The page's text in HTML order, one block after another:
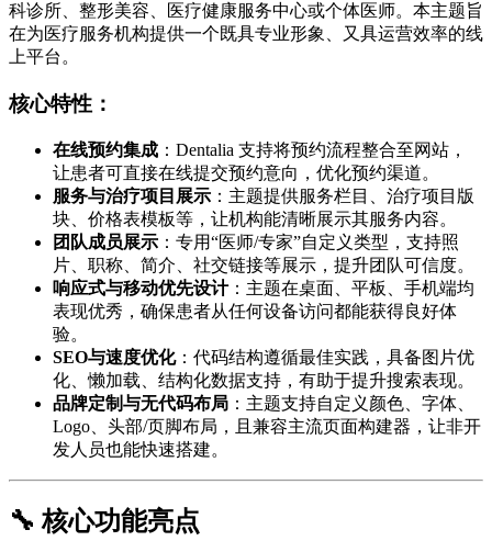
科诊所、整形美容、医疗健康服务中心或个体医师。本主题旨
在为医疗服务机构提供一个既具专业形象、又具运营效率的线
上平台。
核心特性：
在线预约集成 ：Dentalia 支持将预约流程整合至网站，
让患者可直接在线提交预约意向，优化预约渠道。
服务与治疗项目展示 ：主题提供服务栏目、治疗项目版
块、价格表模板等，让机构能清晰展示其服务内容。
团队成员展示 ：专用“医师/专家”自定义类型，支持照
片、职称、简介、社交链接等展示，提升团队可信度。
响应式与移动优先设计：主题在桌面、平板、手机端均
表现优秀，确保患者从任何设备访问都能获得良好体
验。
SEO与速度优化：代码结构遵循最佳实践，具备图片优
化、懒加载、结构化数据支持，有助于提升搜索表现。
品牌定制与无代码布局 ：主题支持自定义颜色、字体、
Logo、头部/页脚布局，且兼容主流页面构建器，让非开
发人员也能快速搭建。
🔧 核心功能亮点